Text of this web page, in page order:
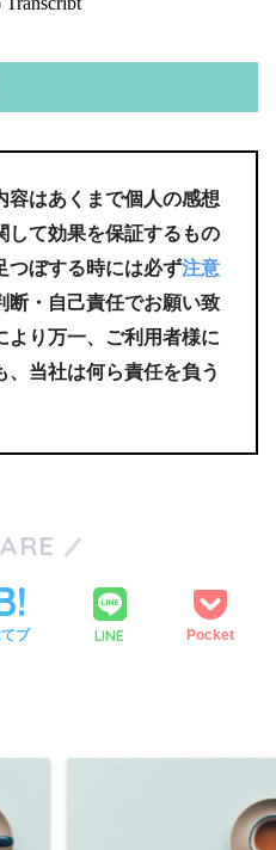
容はあくまで個人の感想
して効果を保証するもの
つぼする時には必ず注意
断・自己責任でお願い致
より万一、ご利用者様に
当社は何ら責任を負う
ブ LINE Pocket